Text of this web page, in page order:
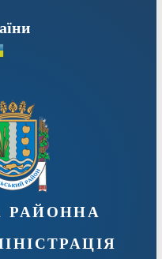
районна